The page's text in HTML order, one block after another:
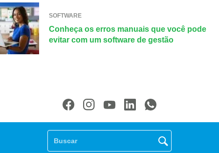
SOFTWARE
Conheça os erros manuais que você pode
evitar com um software de gestão